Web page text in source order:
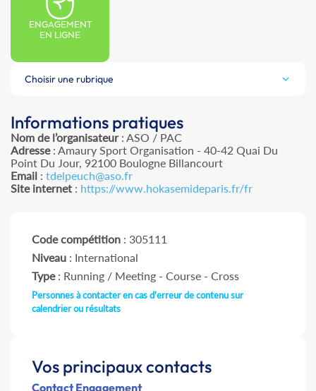
ENGAGEMENT
EN LIGNE
Choisir une rubrique
Informations pratiques
Nom de l’organisateur: ASO / PAC
Adresse: Amaury Sport Organisation - 40-42 Quai Du
Point Du Jour, 92100 Boulogne Billancourt
Email : tdelpeuch@aso.fr
Site internet : https://www.hokasemideparis.fr/fr
Code compétition : 305111
Niveau : International
Type: Running / Meeting - Course - Cross
Personnes à contacter en cas d'erreur de contenu sur
calendrier ou résultats
Vos principaux contacts
Contact Engagement